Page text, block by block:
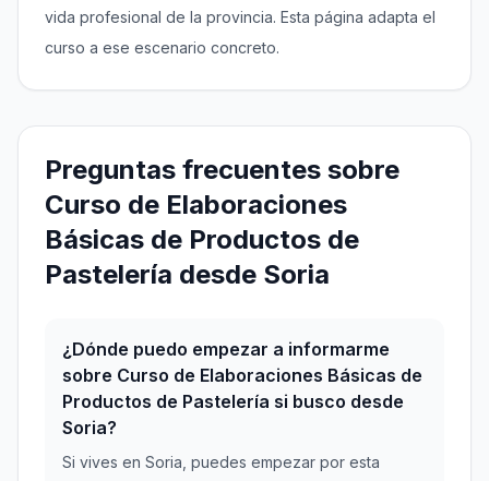
vida profesional de la provincia. Esta página adapta el
curso a ese escenario concreto.
Preguntas frecuentes sobre
Curso de Elaboraciones
Básicas de Productos de
Pastelería desde Soria
¿Dónde puedo empezar a informarme
sobre Curso de Elaboraciones Básicas de
Productos de Pastelería si busco desde
Soria?
Si vives en Soria, puedes empezar por esta